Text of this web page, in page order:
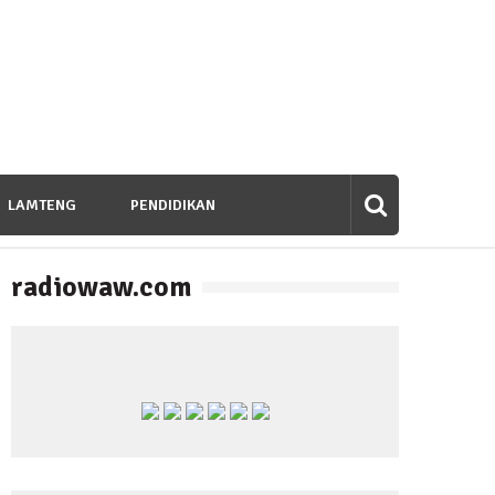
LAMTENG PENDIDIKAN
untuk Bangsa
radiowaw.com